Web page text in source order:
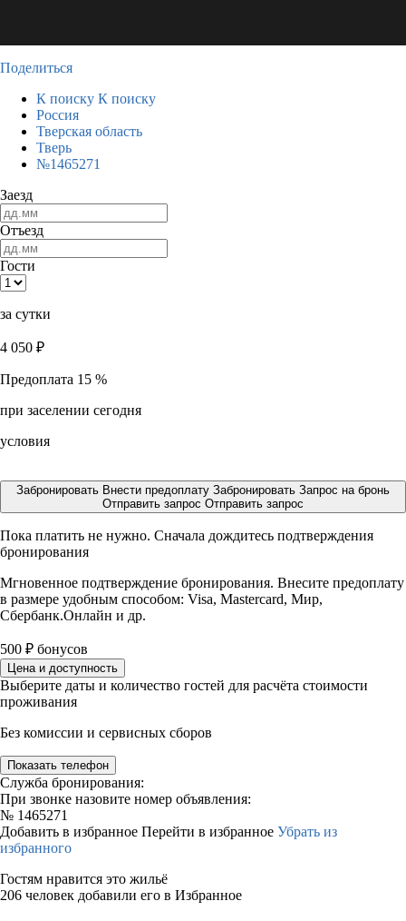
Поделиться
К поиску К поиску
Россия
Тверская область
Тверь
№1465271
Заезд
Отъезд
Гости
за сутки
4 050 ₽
Предоплата 15 %
при заселении сегодня
условия
Забронировать Внести предоплату Забронировать Запрос на бронь
Отправить запрос Отправить запрос
Пока платить не нужно. Сначала дождитесь подтверждения
бронирования
Мгновенное подтверждение бронирования. Внесите предоплату
в размере удобным способом: Visa, Mastercard, Мир,
Сбербанк.Онлайн и др.
500 ₽ бонусов
Цена и доступность
Выберите даты и количество гостей для расчёта стоимости
проживания
Без комиссии и сервисных сборов
Показать телефон
Служба бронирования:
При звонке назовите номер объявления:
№ 1465271
Добавить в избранное Перейти в избранное Убрать из
избранного
Гостям нравится это жильё
206 человек добавили его в Избранное